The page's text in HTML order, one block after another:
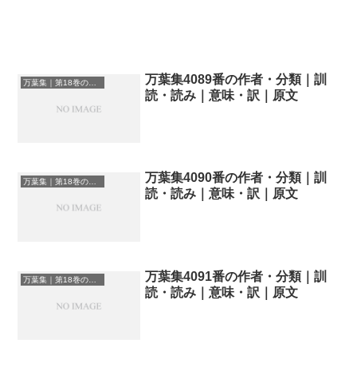
万葉集｜第18巻の和歌一覧
万葉集4089番の作者・分類｜訓
読・読み｜意味・訳｜原文
万葉集｜第18巻の和歌一覧
万葉集4090番の作者・分類｜訓
読・読み｜意味・訳｜原文
万葉集｜第18巻の和歌一覧
万葉集4091番の作者・分類｜訓
読・読み｜意味・訳｜原文